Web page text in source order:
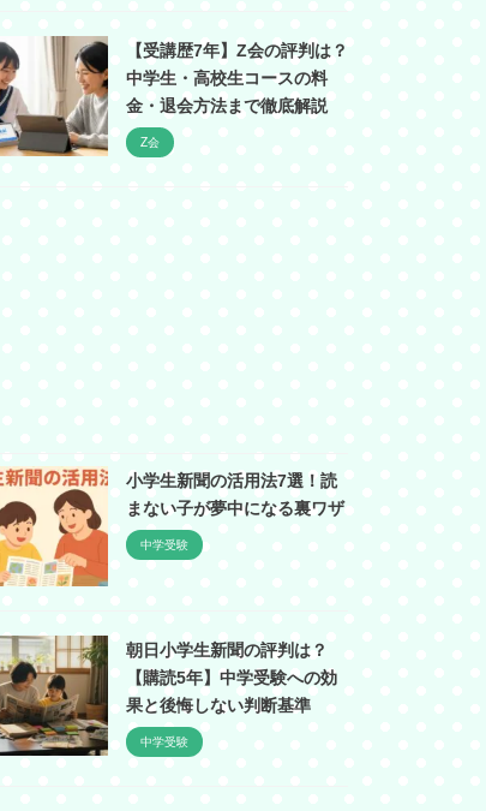
【受講歴7年】Z会の評判は？
中学生・高校生コースの料
金・退会方法まで徹底解説
Z会
小学生新聞の活用法7選！読
まない子が夢中になる裏ワザ
中学受験
朝日小学生新聞の評判は？
【購読5年】中学受験への効
果と後悔しない判断基準
中学受験